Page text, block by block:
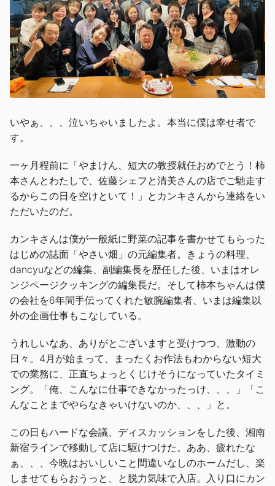
いやぁ、、、泣いちゃいましたよ。本当に僕は幸せ者で
す。
一ヶ月程前に「やまけん、短大の教授就任おめでとう！柿
本さんとわたしで、佐藤シェフと清美さんの店でご馳走す
るからこの日を空けといて！」とカンキさんから連絡をい
ただいたのだ。
カンキさんは僕が一般紙に野菜の記事を書かせてもらった
はじめの誌面「やさい畑」の元編集者。きょうの料理、
dancyuなどの編集、副編集長を歴任した後、いまはオレ
ンジページクッキングの編集長だ。そして柿本ちゃんは僕
の会社を6年間手伝ってくれた敏腕編集者、いまは編集以
外の企画仕事もこなしている。
うれしいなあ、ありがとございますと受けつつ、激動の
日々。 4 月が始まって、まったくお作法もわからない短大
での業務に、正直ちょっとくじけそうになっていたタイミ
ング。「俺、こんなに仕事できなかったっけ、、、」「こ
んなことまでやらなきゃいけないのか、、、」と。
この日もハードな会議、ディスカッションをした後、湘南
新宿ラインで移動して店に駆けつけた。ああ、疲れたな
ぁ、、、今晩はおいしいこと間違いなしのホームだし、楽
しませてもらおうっと、と脱力気味で入店。入り口にカン